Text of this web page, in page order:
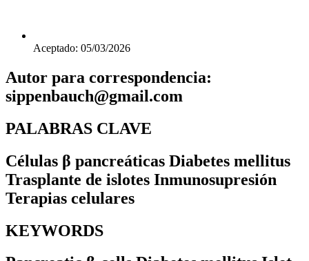
Aceptado: 05/03/2026
Autor para correspondencia:
sippenbauch@gmail.com
PALABRAS CLAVE
Células β pancreáticas Diabetes mellitus
Trasplante de islotes Inmunosupresión
Terapias celulares
KEYWORDS